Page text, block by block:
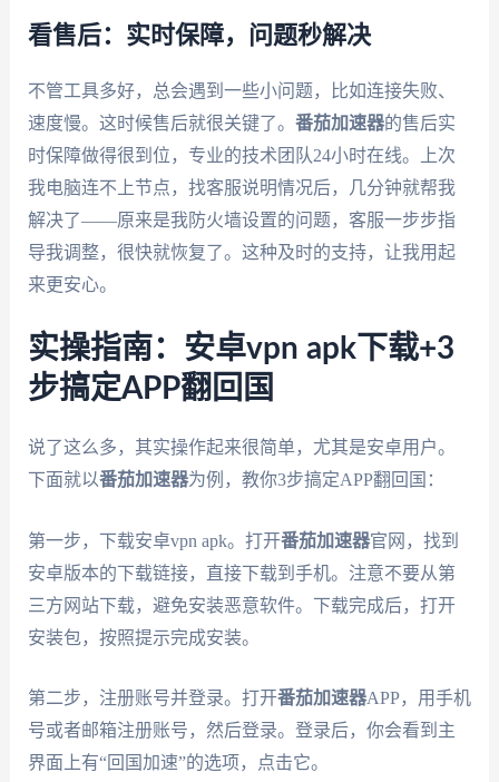
看售后：实时保障，问题秒解决
不管工具多好，总会遇到一些小问题，比如连接失败、
速度慢。这时候售后就很关键了。 番茄加速器的售后实
时保障做得很到位，专业的技术团队24小时在线。上次
我电脑连不上节点，找客服说明情况后，几分钟就帮我
解决了——原来是我防火墙设置的问题，客服一步步指
导我调整，很快就恢复了。这种及时的支持，让我用起
来更安心。
实操指南：安卓vpn apk下载+3
步搞定APP翻回国
说了这么多，其实操作起来很简单，尤其是安卓用户。
下面就以番茄加速器为例，教你3步搞定APP翻回国：
第一步，下载安卓vpn apk。打开番茄加速器官网，找到
安卓版本的下载链接，直接下载到手机。注意不要从第
三方网站下载，避免安装恶意软件。下载完成后，打开
安装包，按照提示完成安装。
第二步，注册账号并登录。打开番茄加速器APP，用手机
号或者邮箱注册账号，然后登录。登录后，你会看到主
界面上有“回国加速”的选项，点击它。